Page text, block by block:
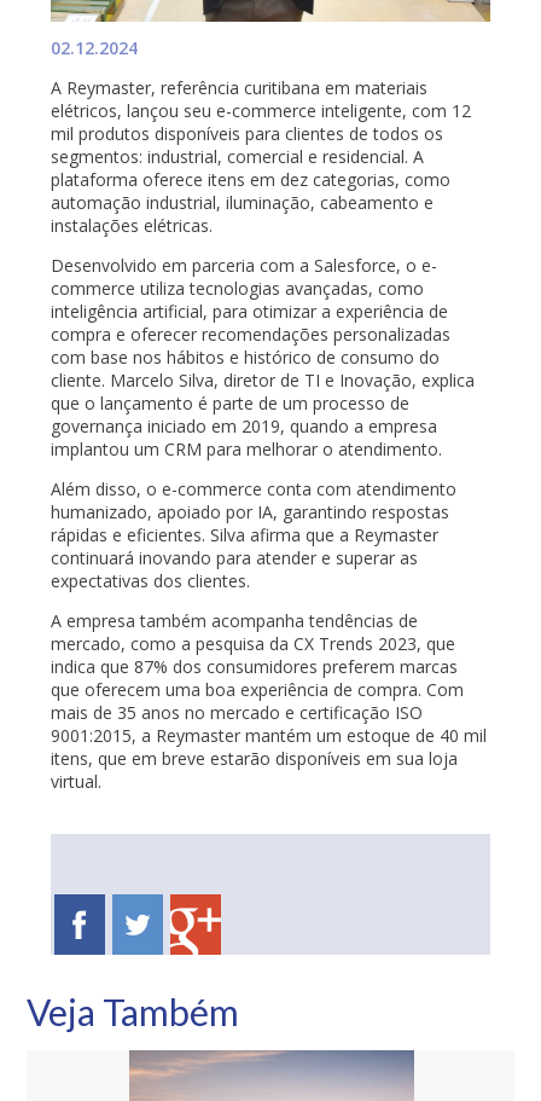
02.12.2024
A Reymaster, referência curitibana em materiais
elétricos, lançou seu e-commerce inteligente, com 12
mil produtos disponíveis para clientes de todos os
segmentos: industrial, comercial e residencial. A
plataforma oferece itens em dez categorias, como
automação industrial, iluminação, cabeamento e
instalações elétricas.
Desenvolvido em parceria com a Salesforce, o e-
commerce utiliza tecnologias avançadas, como
inteligência artificial, para otimizar a experiência de
compra e oferecer recomendações personalizadas
com base nos hábitos e histórico de consumo do
cliente. Marcelo Silva, diretor de TI e Inovação, explica
que o lançamento é parte de um processo de
governança iniciado em 2019, quando a empresa
implantou um CRM para melhorar o atendimento.
Além disso, o e-commerce conta com atendimento
humanizado, apoiado por IA, garantindo respostas
rápidas e eficientes. Silva afirma que a Reymaster
continuará inovando para atender e superar as
expectativas dos clientes.
A empresa também acompanha tendências de
mercado, como a pesquisa da CX Trends 2023, que
indica que 87% dos consumidores preferem marcas
que oferecem uma boa experiência de compra. Com
mais de 35 anos no mercado e certificação ISO
9001:2015, a Reymaster mantém um estoque de 40 mil
itens, que em breve estarão disponíveis em sua loja
virtual.
Veja Também